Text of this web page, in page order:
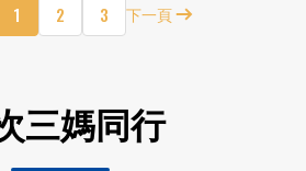
1 2 3 下一頁
三媽同行